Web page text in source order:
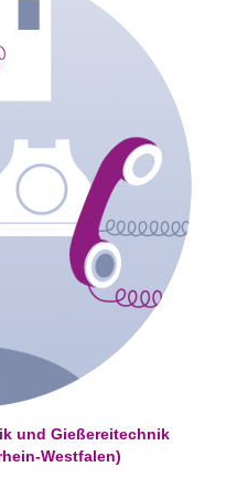
und Gießereitechnik
Westfalen)